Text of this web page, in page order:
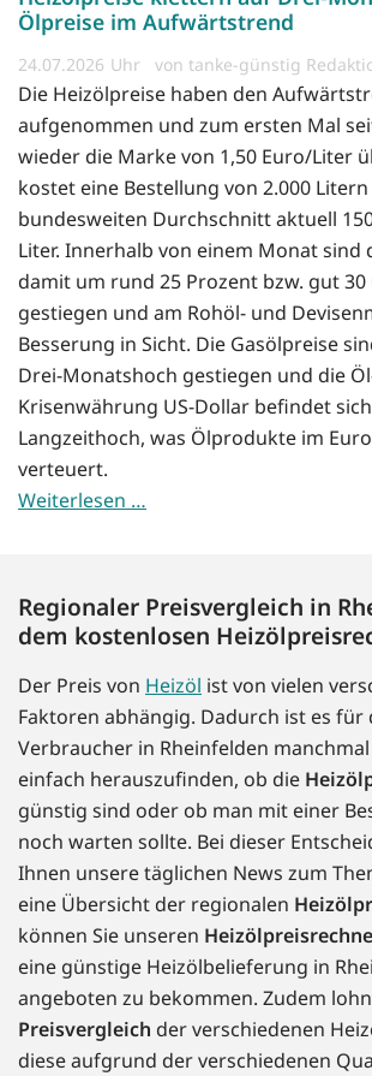
Ölpreise im Aufwärtstrend
24.07.2026 von tanke-günstig
Die Heizölpreise haben den
aufgenommen und zum ersten Mal
wieder die Marke von 1,50 Euro/Liter
kostet eine Bestellung von 2.000
bundesweiten Durchschnitt aktuell
Liter. Innerhalb von einem Monat sind
damit um rund 25 Prozent bzw. gut
gestiegen und am Rohöl- und
Besserung in Sicht. Die Gasölpreise
Drei-Monatshoch gestiegen und die
Krisenwährung US-Dollar befindet
Langzeithoch, was Ölprodukte im
verteuert.
Weiterlesen …
Regionaler Preisvergleich in
dem kostenlosen
Der Preis von Heizöl ist von vielen
Faktoren abhängig. Dadurch ist es für
Verbraucher in Rheinfelden
einfach herauszufinden, ob die
günstig sind oder ob man mit einer
noch warten sollte. Bei dieser
Ihnen unsere täglichen News zum
eine Übersicht der regionalen
können Sie unseren
eine günstige Heizölbelieferung in
angeboten zu bekommen. Zudem
Preisvergleich der verschiedenen
diese aufgrund der verschiedenen